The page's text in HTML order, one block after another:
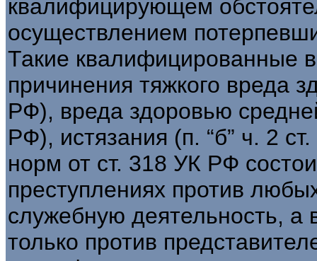
квалифицирующем
осуществлением
Такие квалифицированные
причинения тяжкого вреда
РФ), вреда здоровью
РФ), истязания (п. “б” ч. 2
норм от ст. 318 УК РФ
преступлениях против
служебную деятельность,
только против